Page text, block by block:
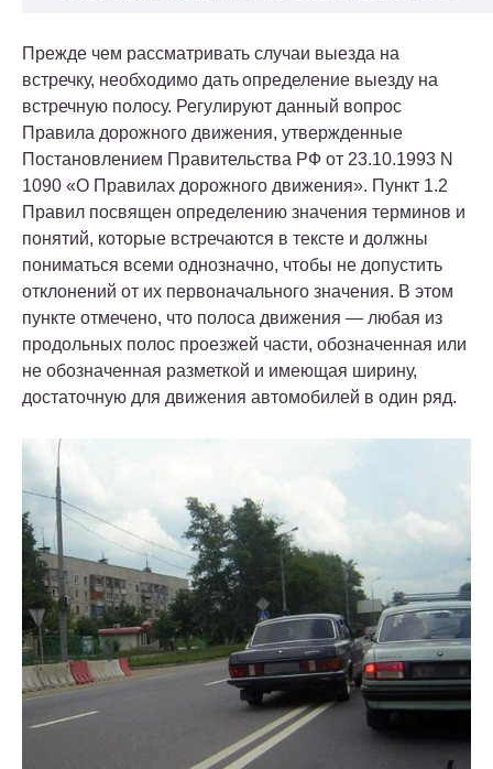
Прежде чем рассматривать случаи выезда на
встречку, необходимо дать определение выезду на
встречную полосу. Регулируют данный вопрос
Правила дорожного движения, утвержденные
Постановлением Правительства РФ от 23.10.1993 N
1090 «О Правилах дорожного движения». Пункт 1.2
Правил посвящен определению значения терминов и
понятий, которые встречаются в тексте и должны
пониматься всеми однозначно, чтобы не допустить
отклонений от их первоначального значения. В этом
пункте отмечено, что полоса движения — любая из
продольных полос проезжей части, обозначенная или
не обозначенная разметкой и имеющая ширину,
достаточную для движения автомобилей в один ряд.